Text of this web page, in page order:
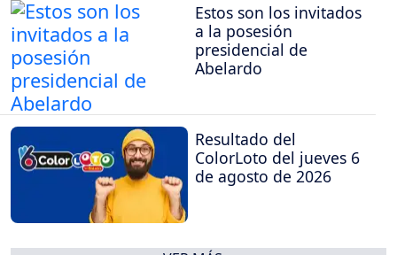
Estos son los invitados
a la posesión
presidencial de
Abelardo
Resultado del
ColorLoto del jueves 6
de agosto de 2026